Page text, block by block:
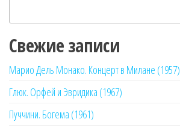
Свежие записи
Марио Дель Монако. Концерт в Милане (1957)
Глюк. Орфей и Эвридика (1967)
Пуччини. Богема (1961)